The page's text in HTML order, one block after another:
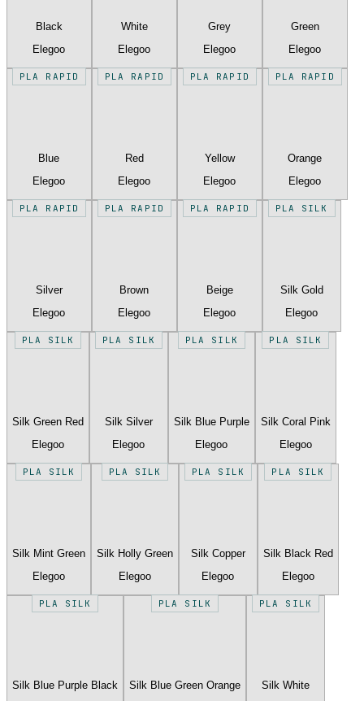
Black
Elegoo
White
Elegoo
Grey
Elegoo
Green
Elegoo
PLA RAPID
Blue
Elegoo
PLA RAPID
Red
Elegoo
PLA RAPID
Yellow
Elegoo
PLA RAPID
Orange
Elegoo
PLA RAPID
Silver
Elegoo
PLA RAPID
Brown
Elegoo
PLA RAPID
Beige
Elegoo
PLA SILK
Silk Gold
Elegoo
PLA SILK
Silk Green Red
Elegoo
PLA SILK
Silk Silver
Elegoo
PLA SILK
Silk Blue Purple
Elegoo
PLA SILK
Silk Coral Pink
Elegoo
PLA SILK
Silk Mint Green
Elegoo
PLA SILK
Silk Holly Green
Elegoo
PLA SILK
Silk Copper
Elegoo
PLA SILK
Silk Black Red
Elegoo
PLA SILK
Silk Blue Purple Black
PLA SILK
Silk Blue Green Orange
PLA SILK
Silk White